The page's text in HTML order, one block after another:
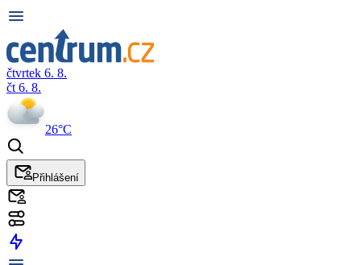
čtvrtek 6. 8.
čt 6. 8.
26°C
Přihlášení